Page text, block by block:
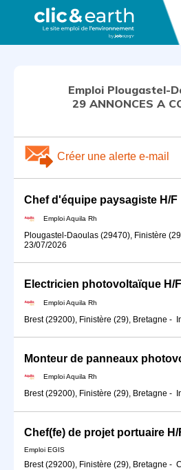
Emploi Plougastel-
29 ANNONCES A
Créer une alerte e-mail
Chef d'équipe paysagiste H/F
Emploi Aquila Rh
Plougastel-Daoulas (29470), Finistère
23/07/2026
Electricien photovoltaïque H/F
Emploi Aquila Rh
Brest (29200), Finistère (29), Bretagne -
Monteur de panneaux
Emploi Aquila Rh
Brest (29200), Finistère (29), Bretagne -
Chef(fe) de projet portuaire H/
Emploi EGIS
Brest (29200), Finistère (29), Bretagne -